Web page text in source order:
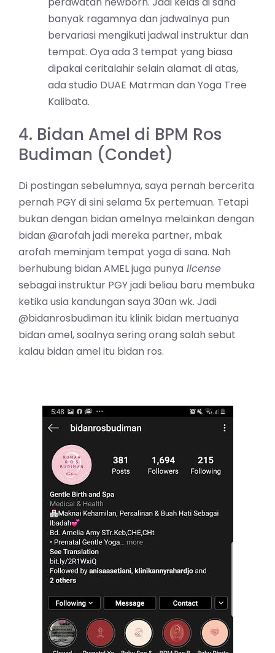
banyak ragamnya dan jadwalnya pun
bervariasi mengikuti jadwal instruktur dan
tempat. Oya ada 3 tempat yang biasa
dipakai ceritalahir selain alamat di atas,
ada studio DUAE Matrman dan Yoga Tree
Kalibata.
4. Bidan Amel di BPM Ros
Budiman (Condet)
Di postingan sebelumnya, saya pernah bercerita
pernah PGY di sini selama 5x pertemuan. Tetapi
bukan dengan bidan amelnya melainkan dengan
bidan @arofah jadi mereka partner, mbak
arofah meminjam tempat yoga di sana. Nah
berhubung bidan AMEL juga punya license
sebagai instruktur PGY jadi beliau baru membuka
ketika usia kandungan saya 30an wk. Jadi
@bidanrosbudiman itu klinik bidan mertuanya
bidan amel, soalnya sering orang salah sebut
kalau bidan amel itu bidan ros.